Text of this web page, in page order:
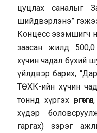
цуцлах саналыг
шийдвэрлэнэ”
Концесс эзэмшигч
заасан жилд
хүчин чадал бүхий
үйлдвэр барих,
ТӨХК-ийн хүчин
тоннд хүргэх
хүдэр
гаргах) зэрэг